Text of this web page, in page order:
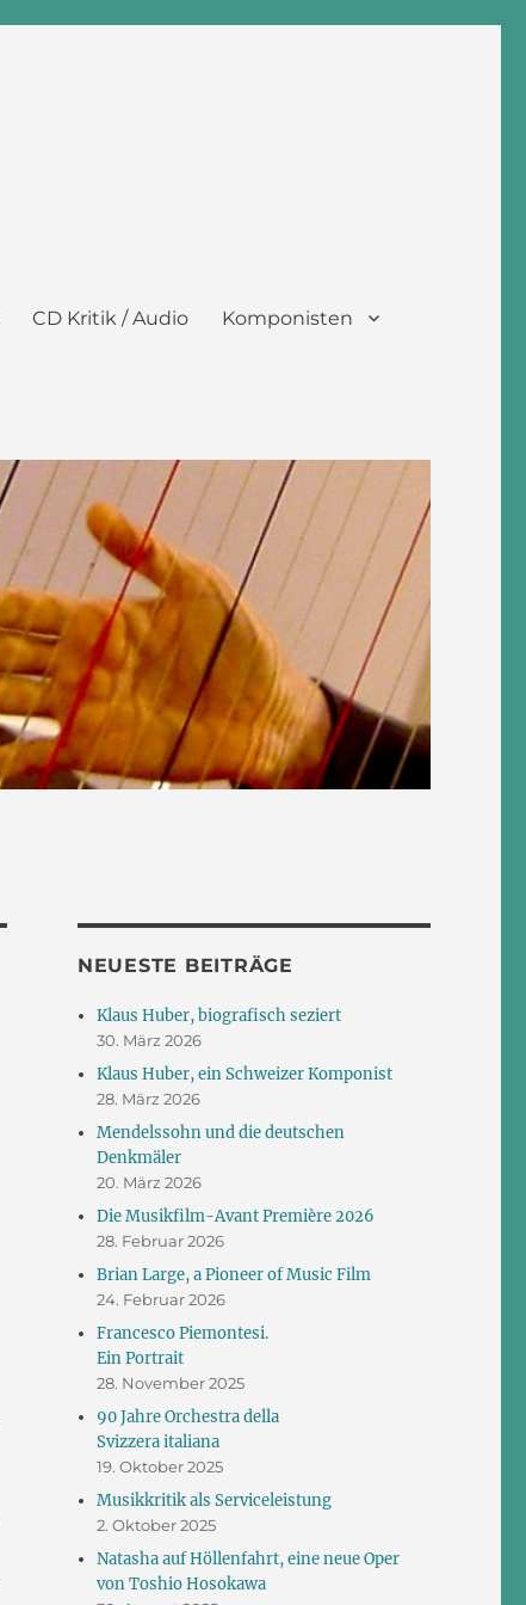
CD Kritik / Audio Komponisten
NEUESTE BEITRÄGE
Klaus Huber, biografisch seziert
30. März 2026
Klaus Huber, ein Schweizer Komponist
28. März 2026
Mendelssohn und die deutschen
Denkmäler
20. März 2026
Die Musikfilm-Avant Première 2026
28. Februar 2026
Brian Large, a Pioneer of Music Film
24. Februar 2026
Francesco Piemontesi.
Ein Portrait
28. November 2025
90 Jahre Orchestra della
Svizzera italiana
19. Oktober 2025
Musikkritik als Serviceleistung
2. Oktober 2025
Natasha auf Höllenfahrt, eine neue Oper
von Toshio Hosokawa